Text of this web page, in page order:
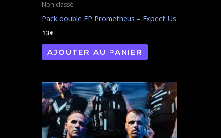
Non classé
Pack double EP Prometheus – Expect Us
13€
AJOUTER AU PANIER